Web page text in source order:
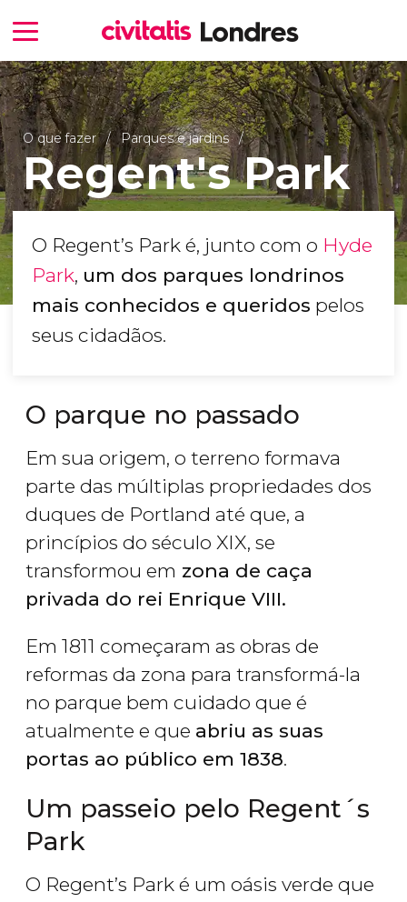
O que fazer Parques e jardins
Regent's Park
O Regent’s Park é, junto com o Hyde
Park, um dos parques londrinos
mais conhecidos e queridos pelos
seus cidadãos.
O parque no passado
Em sua origem, o terreno formava
parte das múltiplas propriedades dos
duques de Portland até que, a
princípios do século XIX, se
transformou em zona de caça
privada do rei Enrique VIII.
Em 1811 começaram as obras de
reformas da zona para transformá-la
no parque bem cuidado que é
atualmente e que abriu as suas
portas ao público em 1838.
Um passeio pelo Regent´s
Park
O Regent’s Park é um oásis verde que